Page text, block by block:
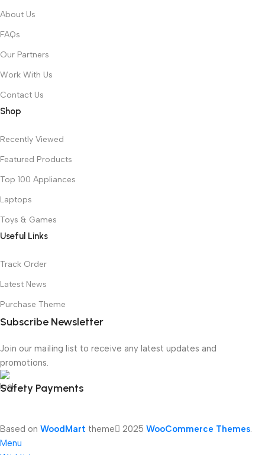
About Us
FAQs
Our Partners
Work With Us
Contact Us
Shop
Recently Viewed
Featured Products
Top 100 Appliances
Laptops
Toys & Games
Useful Links
Track Order
Latest News
Purchase Theme
Subscribe Newsletter
Join our mailing list to receive any latest updates and
promotions.
Safety Payments
Based on WoodMart theme 2025 WooCommerce Themes
Menu